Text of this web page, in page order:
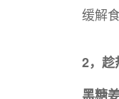
缓解
2，趁
黑糖